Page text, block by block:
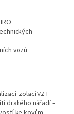
vozů
izolací VZT
drahého nářadí –